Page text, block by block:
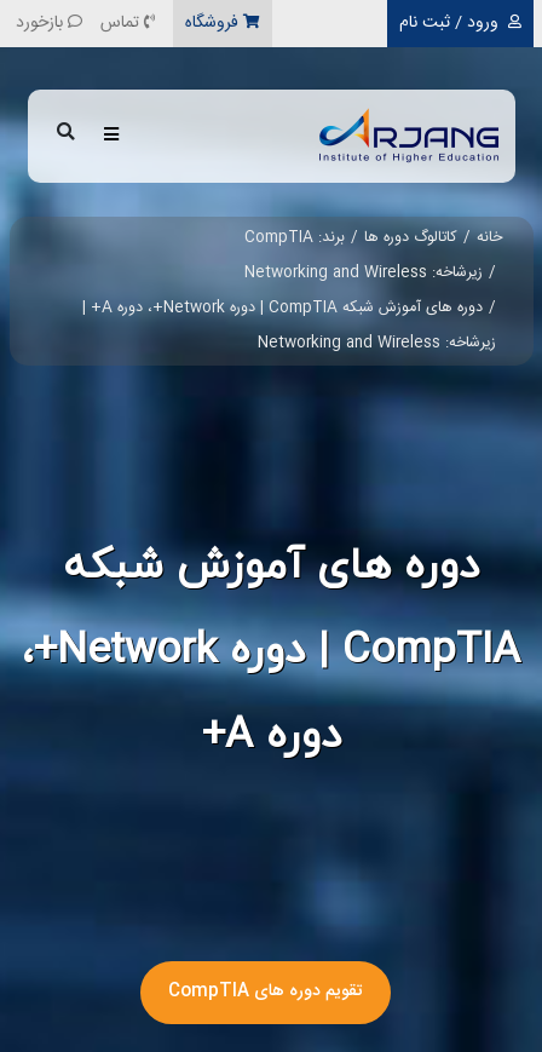
رفتن به محتوای اصلی ورود / ثبت نام فروشگاه تماس بازخورد
خانه کاتالوگ دوره ها
برند: CompTIA
زیرشاخه: Networking and Wireless
دوره های آموزش شبکه CompTIA | دوره Network+، دوره A+ |
زیرشاخه: Networking and Wireless
دوره های آموزش شبکه
CompTIA | دوره Network+،
دوره A+
تقویم دوره های CompTIA